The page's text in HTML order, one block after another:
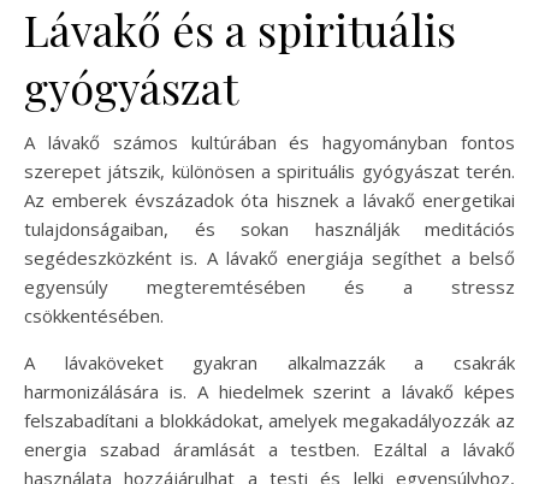
Lávakő és a spirituális
gyógyászat
A lávakő számos kultúrában és hagyományban fontos
szerepet játszik, különösen a spirituális gyógyászat terén.
Az emberek évszázadok óta hisznek a lávakő energetikai
tulajdonságaiban, és sokan használják meditációs
segédeszközként is. A lávakő energiája segíthet a belső
egyensúly megteremtésében és a stressz
csökkentésében.
A lávaköveket gyakran alkalmazzák a csakrák
harmonizálására is. A hiedelmek szerint a lávakő képes
felszabadítani a blokkádokat, amelyek megakadályozzák az
energia szabad áramlását a testben. Ezáltal a lávakő
használata hozzájárulhat a testi és lelki egyensúlyhoz,